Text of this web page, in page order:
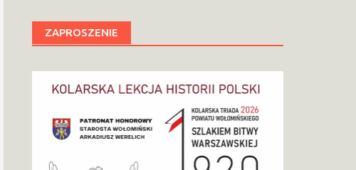
ZAPROSZENIE